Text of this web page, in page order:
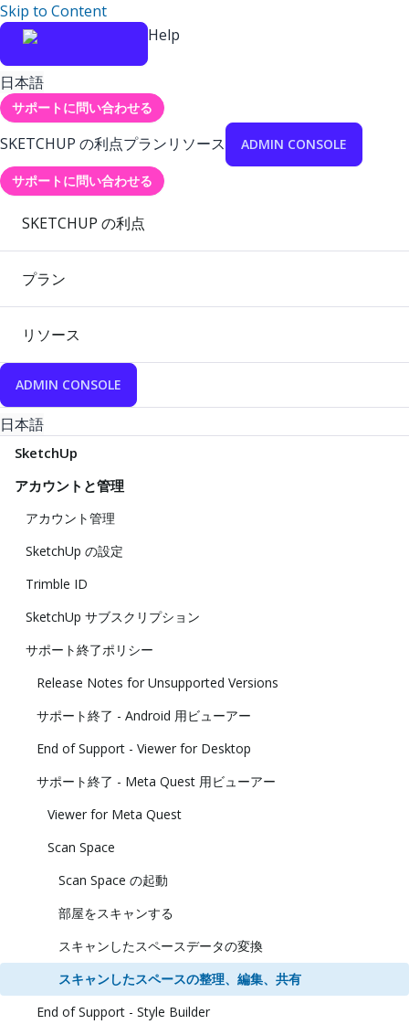
Skip to Content
Help
日本語
サポートに問い合わせる
SKETCHUP の利点プランリソース ADMIN CONSOLE
サポートに問い合わせる
SKETCHUP の利点
プラン
リソース
ADMIN CONSOLE
日本語
SketchUp
アカウントと管理
アカウント管理
SketchUp の設定
Trimble ID
SketchUp サブスクリプション
サポート終了ポリシー
Release Notes for Unsupported Versions
サポート終了 - Android 用ビューアー
End of Support - Viewer for Desktop
サポート終了 - Meta Quest 用ビューアー
Viewer for Meta Quest
Scan Space
Scan Space の起動
部屋をスキャンする
スキャンしたスペースデータの変換
スキャンしたスペースの整理、編集、共有
End of Support - Style Builder